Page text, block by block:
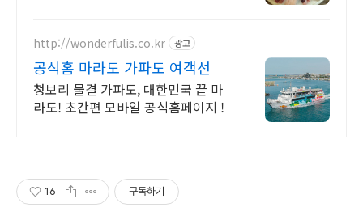
http://wonderfulis.co.kr 광고
공식홈 마라도 가파도 여객선
청보리 물결 가파도, 대한민국 끝 마
라도! 초간편 모바일 공식홈페이지 !
16 구독하기